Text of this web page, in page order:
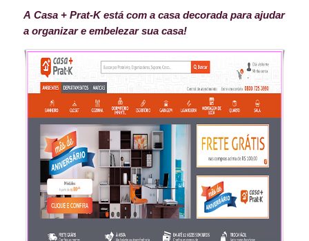
A Casa + Prat-K está com a casa decorada para ajudar
a organizar e embelezar sua casa!